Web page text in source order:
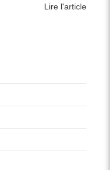
Lire l'article